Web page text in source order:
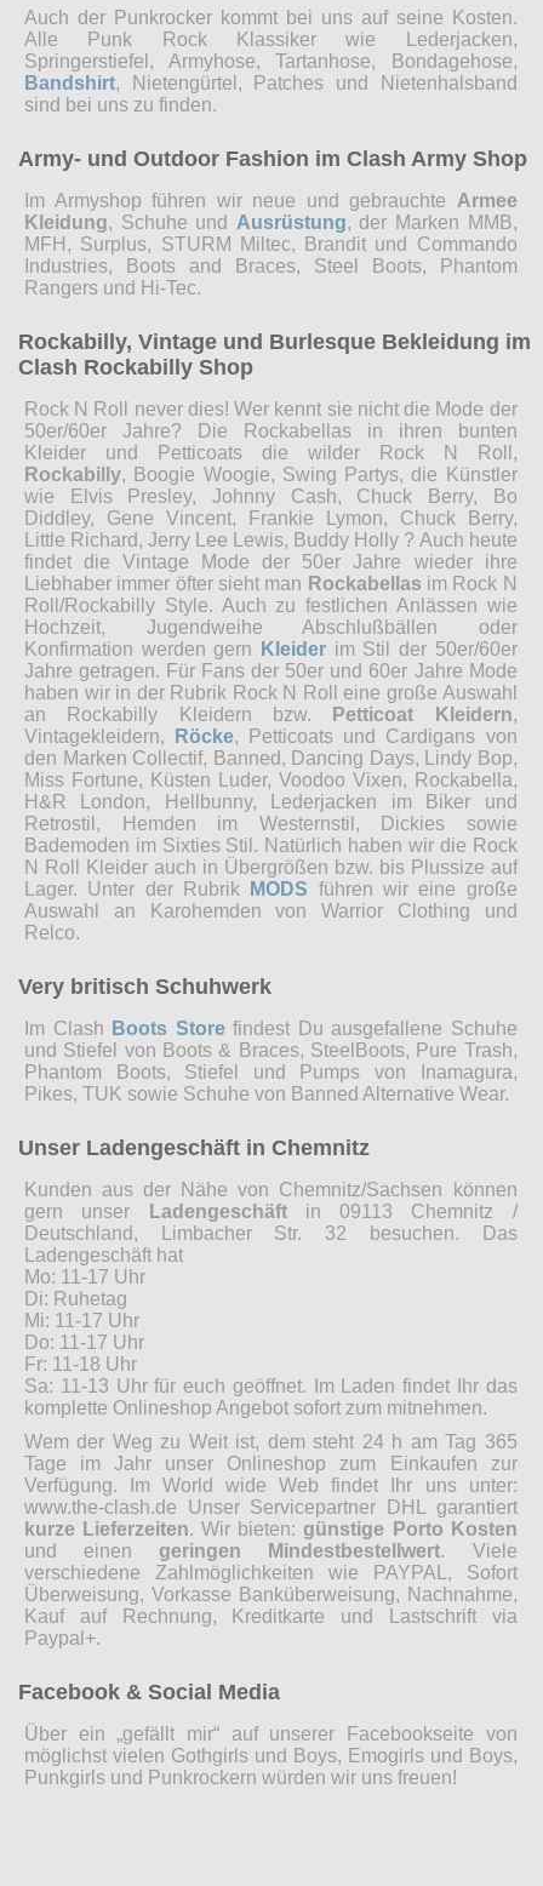
Auch der Punkrocker kommt bei uns auf seine Kosten.
Alle Punk Rock Klassiker wie Lederjacken,
Springerstiefel, Armyhose, Tartanhose, Bondagehose,
Bandshirt, Nietengürtel, Patches und Nietenhalsband
sind bei uns zu finden.
Army- und Outdoor Fashion im Clash Army Shop
Im Armyshop führen wir neue und gebrauchte Armee
Kleidung, Schuhe und Ausrüstung, der Marken MMB,
MFH, Surplus, STURM Miltec, Brandit und Commando
Industries, Boots and Braces, Steel Boots, Phantom
Rangers und Hi-Tec.
Rockabilly, Vintage und Burlesque Bekleidung im
Clash Rockabilly Shop
Rock N Roll never dies! Wer kennt sie nicht die Mode der
50er/60er Jahre? Die Rockabellas in ihren bunten
Kleider und Petticoats die wilder Rock N Roll,
Rockabilly, Boogie Woogie, Swing Partys, die Künstler
wie Elvis Presley, Johnny Cash, Chuck Berry, Bo
Diddley, Gene Vincent, Frankie Lymon, Chuck Berry,
Little Richard, Jerry Lee Lewis, Buddy Holly ? Auch heute
findet die Vintage Mode der 50er Jahre wieder ihre
Liebhaber immer öfter sieht man Rockabellas im Rock N
Roll/Rockabilly Style. Auch zu festlichen Anlässen wie
Hochzeit, Jugendweihe Abschlußbällen oder
Konfirmation werden gern
Kleiderim Stil der 50er/60er
Jahre getragen. Für Fans der 50er und 60er Jahre Mode
haben wir in der Rubrik Rock N Roll eine große Auswahl
an Rockabilly Kleidern bzw.
Petticoat Kleidern,
Vintagekleidern,
Röcke, Petticoats und Cardigans von
den Marken Collectif, Banned, Dancing Days, Lindy Bop,
Miss Fortune, Küsten Luder, Voodoo Vixen, Rockabella,
H&R London, Hellbunny, Lederjacken im Biker und
Retrostil, Hemden im Westernstil, Dickies sowie
Bademoden im Sixties Stil. Natürlich haben wir die Rock
N Roll Kleider auch in Übergrößen bzw. bis Plussize auf
Lager. Unter der Rubrik
MODS führen wir eine große
Auswahl an Karohemden von Warrior Clothing und
Relco.
Very britisch Schuhwerk
Im Clash Boots Storefindest Du ausgefallene Schuhe
und Stiefel von Boots & Braces, SteelBoots, Pure Trash,
Phantom Boots, Stiefel und Pumps von Inamagura,
Pikes, TUK sowie Schuhe von Banned Alternative Wear.
Unser Ladengeschäft in Chemnitz
Kunden aus der Nähe von Chemnitz/Sachsen können
gern unser
Ladengeschäftin 09113 Chemnitz /
Deutschland, Limbacher Str. 32 besuchen. Das
Ladengeschäft hat
Mo: 11-17 Uhr
Di: Ruhetag
Mi: 11-17 Uhr
Do: 11-17 Uhr
Fr: 11-18 Uhr
Sa: 11-13 Uhr für euch geöffnet. Im Laden findet Ihr das
komplette Onlineshop Angebot sofort zum mitnehmen.
Wem der Weg zu Weit ist, dem steht 24 h am Tag 365
Tage im Jahr unser Onlineshop zum Einkaufen zur
Verfügung. Im World wide Web findet Ihr uns unter:
www.the-clash.de Unser Servicepartner DHL garantiert
kurze Lieferzeiten. Wir bieten:günstige Porto Kosten
und einengeringen Mindestbestellwert. Viele
verschiedene Zahlmöglichkeiten wie PAYPAL, Sofort
Überweisung, Vorkasse Banküberweisung, Nachnahme,
Kauf auf Rechnung, Kreditkarte und Lastschrift via
Paypal+.
Facebook & Social Media
Über ein „gefällt mir“ auf unserer Facebookseite von
möglichst vielen Gothgirls und Boys, Emogirls und Boys,
Punkgirls und Punkrockern würden wir uns freuen!